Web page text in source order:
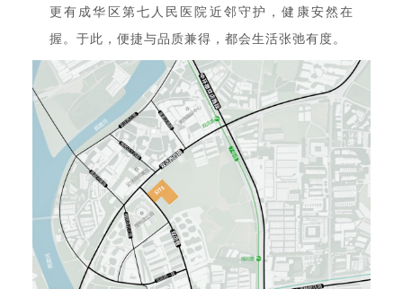
更有成华区第七人民医院近邻守护，健康安然在
握。于此，便捷与品质兼得，都会生活张弛有度。